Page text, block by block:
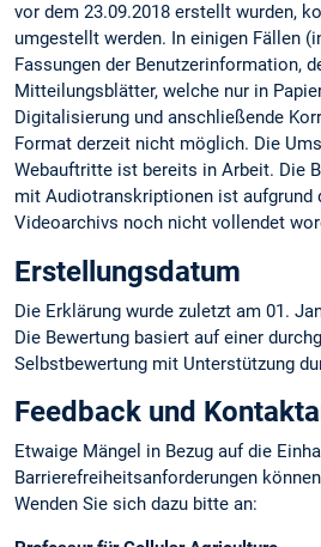
vor dem 23.09.2018 erstellt wurden,
umgestellt werden. In einigen Fällen
Fassungen der Benutzerinformation,
Mitteilungsblätter, welche nur in
Digitalisierung und anschließende
Format derzeit nicht möglich. Die
Webauftritte ist bereits in Arbeit. Die
mit Audiotranskriptionen ist aufgrund
Videoarchivs noch nicht vollendet
Erstellungsdatum
Die Erklärung wurde zuletzt am 01.
Die Bewertung basiert auf einer
Selbstbewertung mit Unterstützung
Feedback und
Etwaige Mängel in Bezug auf die
Barrierefreiheitsanforderungen
Wenden Sie sich dazu bitte an: